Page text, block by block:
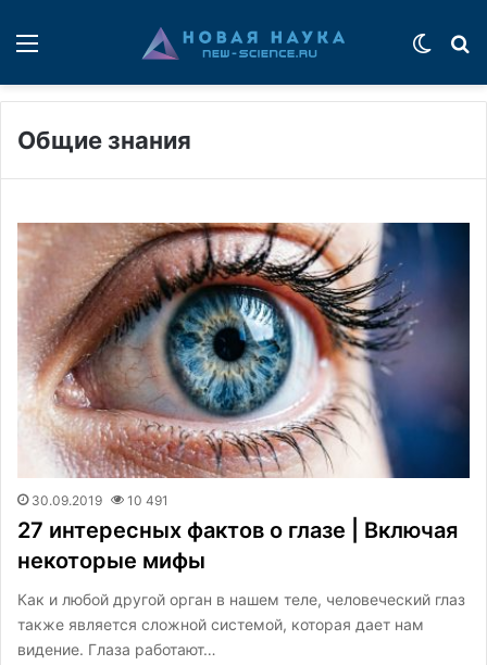
Общие знания
30.09.2019 10 491
27 интересных фактов о глазе | Включая
некоторые мифы
Как и любой другой орган в нашем теле, человеческий глаз
также является сложной системой, которая дает нам
видение. Глаза работают…